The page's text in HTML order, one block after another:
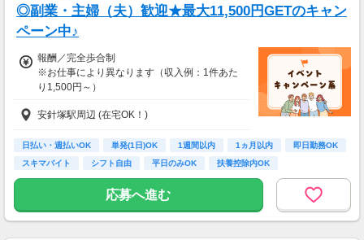
◆ コスメのお試しモニター
スキンケア・ヘアケア商品を実際に使ってレビ
ュー！
美容好きにぴったりの、楽しみながらできるお
仕事です。
・所要時間：10～20分
り
◆ 生活に役立つサービスの調査
アンケートに回答するだけ！
高額謝礼も狙える人気ジャンルです。
◎副業・主婦（夫）歓迎★最大11,500円GETのキャン
ペーン中♪
報酬／完全歩合制
※お仕事により異なります（収入例：1件あた
り1,500円～）
・登録お祝い制度アリ★
最大11,500円GET（弊社規定による）
安針塚駅周辺 (在宅OK！)
日払い・週払いOK 単発(1日)OK 1週間以内 1ヵ月以内
即日勤務OK
スキマバイト
シフト自由 平日のみOK 扶養控除内OK
応募へ進む